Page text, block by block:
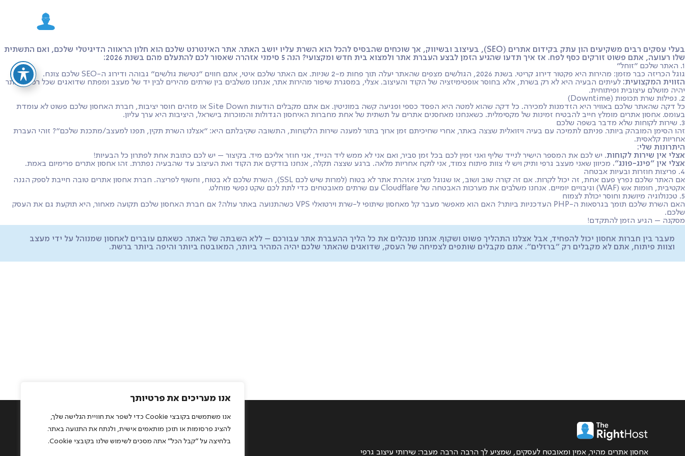
אנו מעריכים את פרטיותך
אנו משתמשים בקובצי Cookie כדי לשפר את חוויית הגלישה שלך,
להציג פרסומות או תוכן מותאמים אישית, ולנתח את התנועה באתר.
בלחיצה על "קבל הכל" אתה מסכים לשימוש שלנו בקובצי Cookie.
בעלי עסקים רבים משקיעים הון עתק בקידום אתרים (SEO), בעיצוב ובשיווק, אך שוכחים שהבסיס להכל הוא השרת עליו יושב האתר. אתר האינטרנט שלכם הוא חלון הראווה הדיגיטלי שלכם, ואם התשתית
שלו רעועה, אתם פשוט זורקים כסף לפח. אז איך תדעו שהגיע הזמן לבצע העברת אתר ולמצוא בית חדש ומקצועי? הנה 5 סימני אזהרה שאסור לכם להתעלם מהם בשנת 2026:
1. האתר שלכם "זוחל"
גוגל הכריזה כבר מזמן: מהירות היא פקטור דירוג קריטי. בשנת 2026, הגולשים מצפים שהאתר יעלה תוך פחות מ-2 שניות. אם האתר שלכם איטי, אתם חווים "נטישת גולשים" גבוהה ודירוג ה-SEO שלכם צונח.
הזווית המקצועית: לעיתים הבעיה היא לא רק בשרת, אלא בחוסר אופטימיזציה של הקוד והעיצוב. אצלי, במסגרת שיפור מהירות אתר, אנחנו משלבים בין שרתים מהירים לבין יד של מעצב ומפתח שדואגים שכל רכיב באתר
יהיה מושלם עיצובית ופיתוחית.
2. נפילות שרת תכופות (Downtime)
כל דקה שהאתר שלכם באוויר היא הזדמנות למכירה. כל דקה שהוא למטה היא הפסד כספי ופגיעה קשה במוניטין. אם אתם מקבלים הודעות Site Down או מזהים חוסר יציבות, חברת האחסון שלכם פשוט לא עומדת
בעומס. אחסון אתרים מומלץ חייב להבטיח זמינות של מקסימלית. כשאנחנו מאחסנים אתרים על תשתית של אחת מחברות האיחסון הגדולות והמוכרות בישראל, היציבות היא ערך עליון.
3. שירות לקוחות שלא מדבר בשפה שלכם
זהו הסימן המובהק ביותר. פניתם לתמיכה עם בעיה ויזואלית שצצה באתר, אחרי שחיכיתם זמן ארוך בתור למענה שירות הלקוחות, התשובה שקיבלתם היא: "אצלנו השרת תקין, תפנו למעצב/מתכנת שלכם"? זוהי העברת
אחריות קלאסית.
היתרונות שלי:
אצלי אין שירות לקוחות. יש לכם את המספר הישיר לנייד שליף ואני זמין לכם בכל זמן סביר, ואם אני לא ממש ליד הנייד, אני חוזר אליכם מיד. בקיצור – יש לכם כתובת אחת לפתרון כל הבעיות!
אצלי אין "פינג-פונג". מכיוון שאני מעצב גרפי ותיק ויש לי צוות פיתוח צמוד, אני לוקח אחריות מלאה. ברגע שצצה תקלה, אנחנו בודקים את הקוד ואת העיצוב עד שהבעיה נפתרת. זהו אחסון אתרים פרימיום באמת.
4. פריצות חוזרות ובעיות אבטחה
אם האתר שלכם נפרץ פעם אחת, זה יכול לקרות. אם זה קורה שוב ושוב, או שגוגל מציג אזהרת אתר לא בטוח (למרות שיש לכם SSL), השרת שלכם לא בטוח, וחשוף לפריצה. חברת אחסון אתרים טובה חייבת לספק הגנה
אקטיבית, חומות אש (WAF) וגיבויים יומיים. אנחנו משלבים את מערכות האבטחה של Cloudflare עם שרתים מאובטחים כדי לתת לכם שקט נפשי מוחלט.
5. טכנולוגיה מיושנת וחוסר יכולת לצמוח
האם השרת שלכם תומך בגרסאות ה-PHP העדכניות ביותר? האם הוא מאפשר מעבר קל מאחסון שיתופי ל-שרת וירטואלי VPS כשהתנועה באתר עולה? אם חברת האחסון שלכם תקועה מאחור, היא תוקעת גם את העסק
שלכם.
מסקנה – הגיע הזמן להתקדם!
מעבר בין חברות אחסון יכול להפחיד, אבל אצלנו התהליך פשוט ושקוף. אנחנו מנהלים את כל הליך ההעברת אתר עבורכם – ללא השבתה של האתר. כשאתם עוברים לאחסון שמנוהל על ידי מעצב
וצוות פיתוח, אתם לא מקבלים רק "ברזלים". אתם מקבלים שותפים לצמיחה של העסק, שדואגים שהאתר שלכם יהיה המהיר ביותר, המאובטח ביותר והיפה ביותר ברשת.
אחסון אתרים מהיר, אמין ומאובטח לעסקים, שמציע לך הרבה הרבה מעבר: שירותי עיצוב גרפי
0528.571755
studio@rightman.co.il